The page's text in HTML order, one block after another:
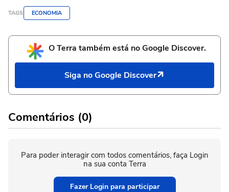
TAGS ECONOMIA
O Terra também está no Google Discover.
Siga no Google Discover
Comentários (0)
Para poder interagir com todos comentários, faça Login
na sua conta Terra
Fazer Login para participar